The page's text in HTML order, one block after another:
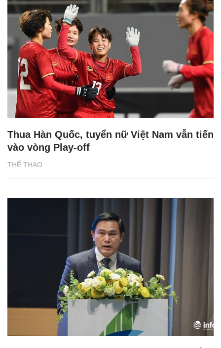
THỂ THAO
Thua Hàn Quốc, tuyển nữ Việt Nam vẫn tiến
vào vòng Play-off